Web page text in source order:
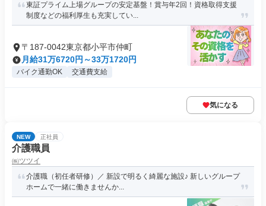
東証プライム上場グループの安定基盤！賞与年2回！資格取得支援
制度などの福利厚生も充実してい...
〒187-0042東京都小平市仲町
月給31万6720円～33万1720円
バイク通勤OK 交通費支給
気になる
NEW 正社員
介護職員
㈱ツツイ
介護職（初任者研修）／ 新設で明るく綺麗な施設♪ 新しいグループ
ホームで一緒に働きませんか...